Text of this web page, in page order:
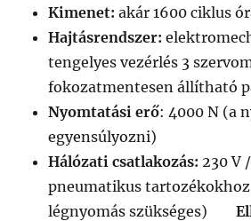
Kimenet: akár 1600 ciklus
Hajtásrendszer:
tengelyes vezérlés 3
fokozatmentesen állítható
Nyomtatási erő: 4000 N (a
egyensúlyozni)
Hálózati csatlakozás: 230 V
pneumatikus
légnyomás szükséges)